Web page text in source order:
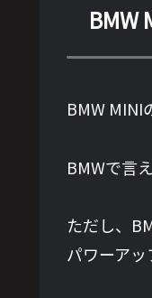
BMW
BMW MINI
BMWで言
ただし、
パワーアッ